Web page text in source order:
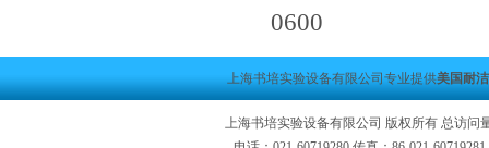
0600
上海书培实验设备有限公司专业提供美国耐洁
上海书培实验设备有限公司 版权所有 总访问